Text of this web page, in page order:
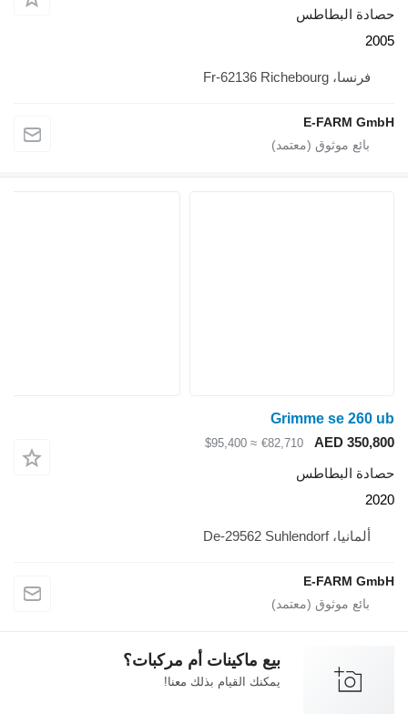
حصادة البطاطس
2005
فرنسا، Fr-62136 Richebourg
E-FARM GmbH
Grimme se 260 ub
AED 350,800
€82,710
≈ $95,400
حصادة البطاطس
2020
ألمانيا، De-29562 Suhlendorf
E-FARM GmbH
بيع ماكينات أم مركبات؟
يمكنك القيام بذلك معنا!